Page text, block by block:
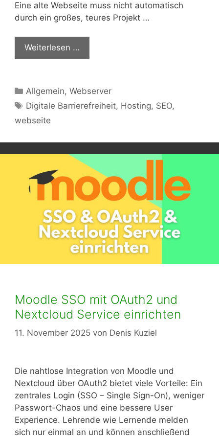
Eine alte Webseite muss nicht automatisch
durch ein großes, teures Projekt …
Weiterlesen …
Kategorien
Allgemein,Webserver
Schlagwörter
Digitale Barrierefreiheit, Hosting, SEO,
webseite
Moodle SSO mit OAuth2 und
Nextcloud Service einrichten
11. November 2025 von Denis Kuziel
Die nahtlose Integration von Moodle und
Nextcloud über OAuth2 bietet viele Vorteile: Ein
zentrales Login (SSO – Single Sign-On), weniger
Passwort-Chaos und eine bessere User
Experience. Lehrende wie Lernende melden
sich nur einmal an und können anschließend